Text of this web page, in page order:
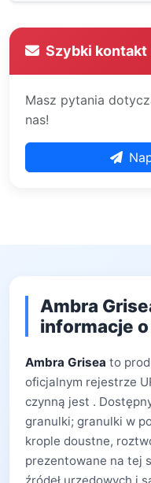
Szybki kontakt
Masz pytania
nas!
Ambra
informacje
Ambra Grisea to
oficjalnym rejestrze
czynną jest .
granulki; granulki w
krople doustne,
prezentowane na tej